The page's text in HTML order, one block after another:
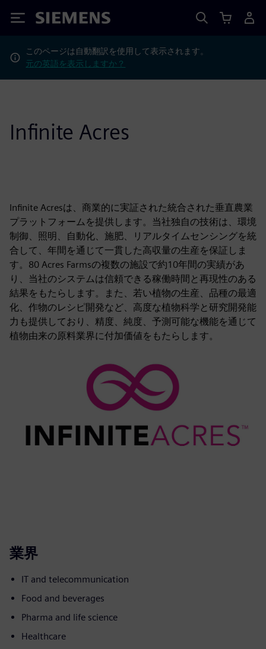
Siemens
このページは自動翻訳を使用して表示されます。
元の英語を表示しますか？
Infinite Acres
Infinite Acresは、商業的に実証された統合された垂直農業
プラットフォームを提供します。当社独自の技術は、環境
制御、照明、自動化、施肥、リアルタイムセンシングを統
合して、年間を通じて一貫した高収量の生産を保証しま
す。80 Acres Farmsの複数の施設で約10年間の実績があ
り、当社のシステムは信頼できる稼働時間と再現性のある
結果をもたらします。また、若い植物の生産、品種の最適
化、作物のレシピ開発など、高度な植物科学と研究開発能
力も提供しており、精度、純度、予測可能な機能を通じて
植物由来の原料業界に付加価値をもたらします。
業界
IT and telecommunication
Food and beverages
Pharma and life science
Healthcare